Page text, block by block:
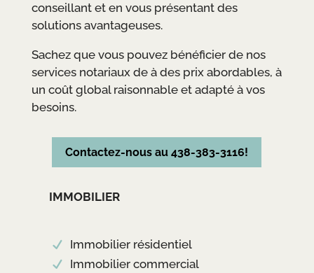
conseillant et en vous présentant des
solutions avantageuses.
Sachez que vous pouvez bénéficier de nos
services notariaux de à des prix abordables, à
un coût global raisonnable et adapté à vos
besoins.
Contactez-nous au 438-383-3116!
IMMOBILIER
Immobilier résidentiel
Immobilier commercial